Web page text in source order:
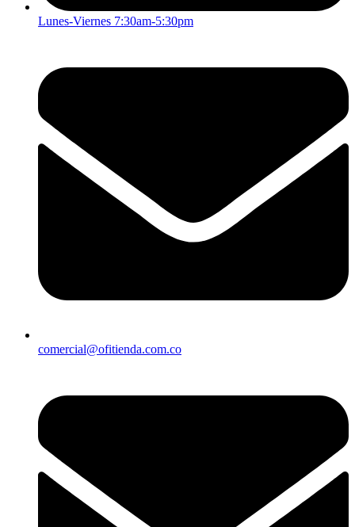
Lunes-Viernes 7:30am-5:30pm
comercial@ofitienda.com.co